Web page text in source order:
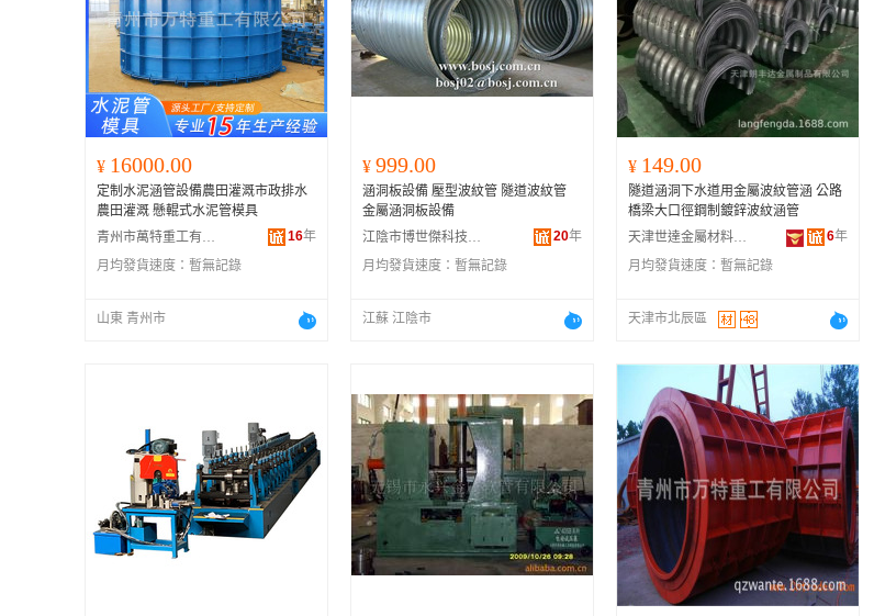
¥ 16000.00
定制水泥涵管設備農田灌溉市政排水
農田灌溉 懸輥式水泥管模具
青州市萬特重工有限公司
16年
月均發貨速度： 暫無記錄
山東 青州市
¥ 999.00
涵洞板設備 壓型波紋管 隧道波紋管
金屬涵洞板設備
江陰市博世傑科技有限公司
20年
月均發貨速度： 暫無記錄
江蘇 江陰市
¥ 149.00
隧道涵洞下水道用金屬波紋管涵 公路
橋梁大口徑鋼制鍍鋅波紋涵管
天津世達金屬材料有限公司
6年
月均發貨速度： 暫無記錄
天津市北辰區